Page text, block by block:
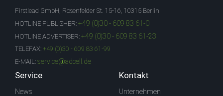
Firstlead GmbH, Rosenfelder St. 15-16, 10315 Berlin
HOTLINE PUBLISHER: +49 (0)30 - 609 83 61-0
HOTLINE ADVERTISER: +49 (0)30 - 609 83 61-23
TELEFAX: +49 (0)30 - 609 83 61-99
E-MAIL: service@adcell.de
Service
News
Kontakt
Unternehmen